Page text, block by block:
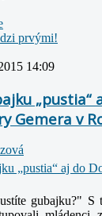
prvými!
14:09
„pustia“
Gemera v
gubajku?" S